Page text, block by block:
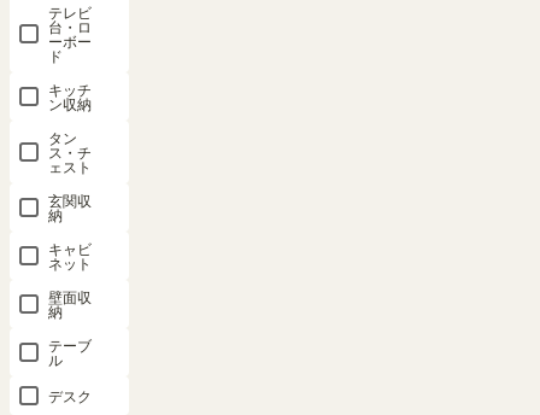
テレビ
台・ロ
ーボー
ド
キッチ
ン収納
タン
ス・チ
ェスト
玄関収
納
キャビ
ネット
壁面収
納
テーブ
ル
デスク
会員登録がお済みのお客
メールアドレス